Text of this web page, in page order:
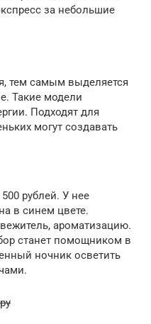
за небольшие
тем самым выделяется
Такие модели
Подходят для
могут создавать
рублей. У нее
в синем цвете.
ароматизацию.
станет помощником в
ночник осветить